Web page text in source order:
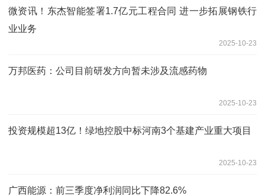
微资讯！东杰智能签署1.7亿元工程合同 进一步拓展钢铁行
业业务
2025-10-23
万邦医药：公司目前研发方向暂未涉及流感药物
2025-10-23
投资规模超13亿！绿地控股中标河南3个基建产业重大项目
2025-10-23
广西能源：前三季度净利润同比下降82.6%